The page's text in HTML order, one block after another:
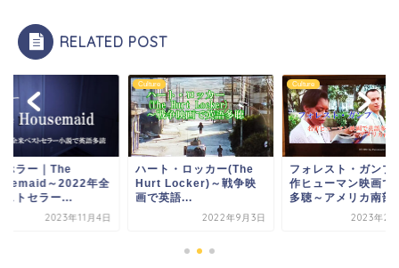
RELATED POST
ホラー｜The
～2022年全
ストセラー...
2023年11月4日
Culture
ハート・ロッカー(The
Hurt Locker)～戦争映
画で英語...
2022年9月3日
Culture
フォレスト・ガンプ
作ヒューマン映画で
多聴～アメリカ南部
2023年2